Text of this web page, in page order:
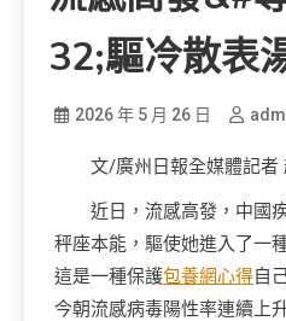
32;驅冷散表
2026 年 5 月 26 日
文/廣州日報全媒體記者
近日，流感高發，中國
秤座本能，驅使她進入了一
這是一種保護包養網心得自
今朝流感病毒陽性率連續上